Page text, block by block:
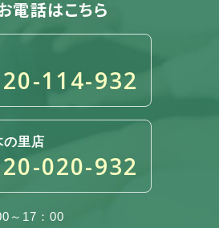
電話はこちら
114-932
の里店
020-932
～17：00